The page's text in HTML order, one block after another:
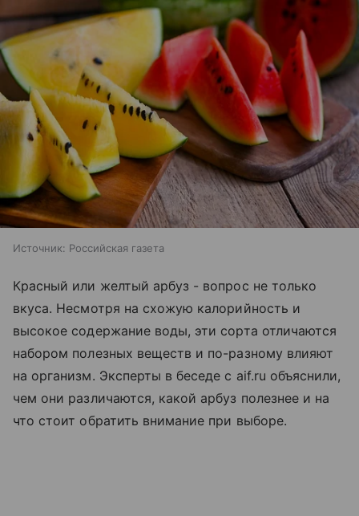
Источник: Российская газета
Красный или желтый арбуз - вопрос не только
вкуса. Несмотря на схожую калорийность и
высокое содержание воды, эти сорта отличаются
набором полезных веществ и по-разному влияют
на организм. Эксперты в беседе с aif.ru объяснили,
чем они различаются, какой арбуз полезнее и на
что стоит обратить внимание при выборе.